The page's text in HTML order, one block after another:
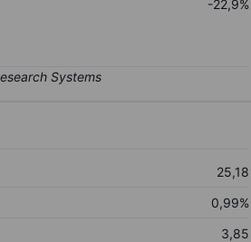
-22,9%
25,18
0,99%
3,85